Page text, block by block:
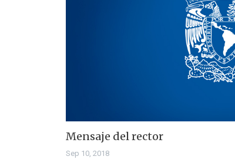
Mensaje del rector
Sep 10, 2018